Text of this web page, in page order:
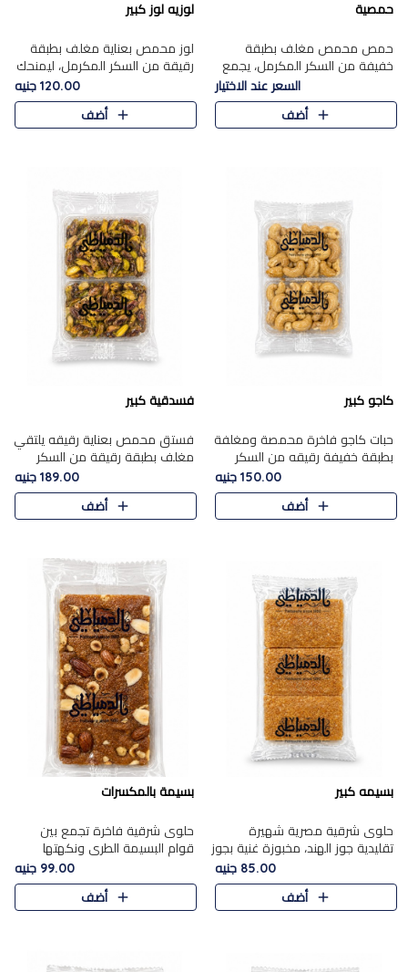
حمصية
حمص محمص مغلف بطبقة
خفيفة من السكر المكرمل، يجمع
بين القرمشة المميزة والطعم
الشرقي الأصيل في واحدة من أشهر
حلويات الموسم.
السعر عند الاختيار
أضف
لوزيه لوز كبير
لوز محمص بعناية مغلف بطبقة
رقيقة من السكر المكرمل، ليمنحك
قرمشة راقية ونكهة غنية تبرز
فخامة اللوز في كل قطعة.
120.00 جنيه
أضف
كاجو كبير
حبات كاجو فاخرة محمصة ومغلفة
بطبقة خفيفة رقيقه من السكر
المكرمل، تجمع بين توازن النعومة
زبدية غنية فاخرة والقرمشة
المرضية في حلوى شرقية بطاب..
150.00 جنيه
أضف
فسدقية كبير
فستق محمص بعناية رقيقه يلتقي
مغلف بطبقة رقيقة من السكر
المكرمل، ليقدم مذاقًا فاخرًا حلوي
شرقية فاخرة ونكهة غنية ناتي تميز
كل قطعة و قوام هش
189.00 جنيه
أضف
بسيمه كبير
حلوى شرقية مصرية شهيرة
تقليدية جوز الهند، مخبوزة غنية بجوز
الهند، بلمسه ذهبية وتتميز بقوامها
المرمل وطعمها اللذيذ الذي يشبه
البسبوسة. تُخبز..
85.00 جنيه
أضف
بسيمة بالمكسرات
حلوى شرقية فاخرة تجمع بين
قوام البسيمة الطري ونكهتها
الغنية، مزينة بتشكيلة مختارة من
اللوز والبندق والمكسرات الفاخرة.
مزيج متوازن من القوام ..
99.00 جنيه
أضف